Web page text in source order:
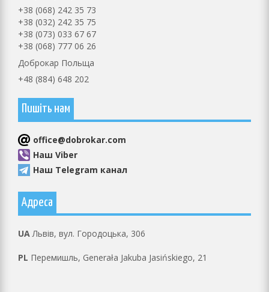
+38 (068) 242 35 73
+38 (032) 242 35 75
+38 (073) 033 67 67
+38 (068) 777 06 26
Доброкар Польща
+48 (884) 648 202
Пишіть нам
оffice@dobrokar.com
Наш Viber
Наш Telegram канал
Адреса
UAЛьвів, вул. Городоцька, 306
PL Перемишль, Generała Jakuba Jasińskiego, 21